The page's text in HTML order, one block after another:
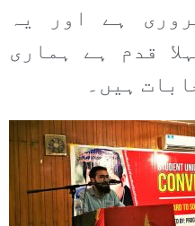
ہے اور یہ
قدم ہے ہماری
ہیں۔